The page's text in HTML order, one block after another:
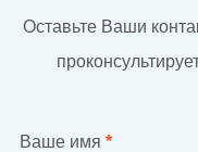
Оставьте Ваши
Ваше имя *